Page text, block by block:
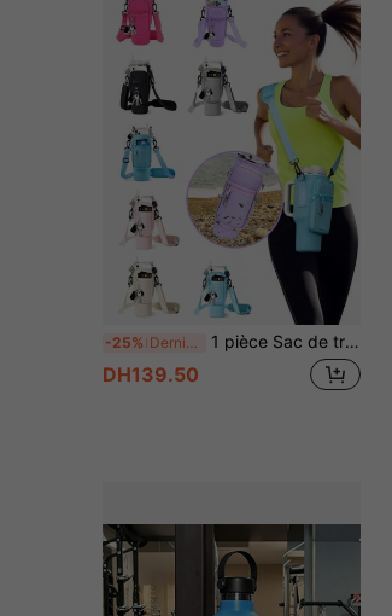
-25% Derniers 3 jours 1 pièce Sac de transport de bouteille d'eau avec poche pour téléphone, convenant à un Tumbler de 40/30 oz avec poignée, avec bandoulière réglable, crochet pour les clés. Convient pour la randonnée, les voyages, le camping, étui de bouteille d'eau isolé pour sport, sac bandoulière
DH139.50